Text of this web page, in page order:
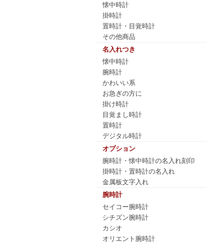
懐中時計
掛時計
置時計・目覚時計
その他商品
名入れつき
懐中時計
腕時計
かわいい系
お急ぎの方に
掛け時計
目覚まし時計
置時計
デジタル時計
オプション
腕時計・懐中時計の名入れ刻印
掛時計・置時計の名入れ
金属板文字入れ
腕時計
セイコー腕時計
シチズン腕時計
カシオ
オリエント腕時計